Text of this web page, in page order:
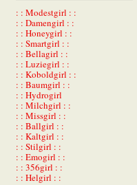
: : Modestgirl : :
: : Damengirl : :
: : Honeygirl : :
: : Smartgirl : :
: : Bellagirl : :
: : Luziegirl : :
: : Koboldgirl : :
: : Baumgirl : :
: : Hydrogirl
: : Milchgirl : :
: : Missgirl : :
: : Ballgirl : :
: : Kaltgirl : :
: : Stilgirl : :
: : Emogirl : :
: : 356girl : :
: : Helgirl : :